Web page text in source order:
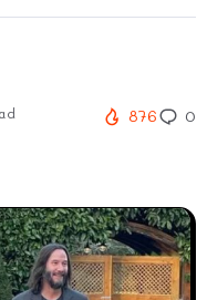
876 0